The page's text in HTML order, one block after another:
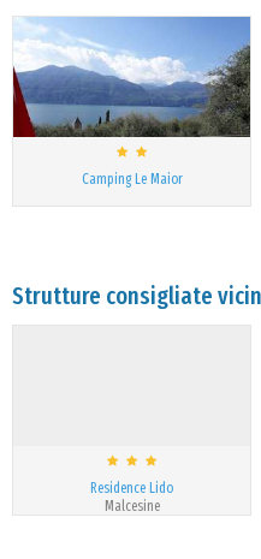
Camping Le Maior
Strutture consigliate
Residence Lido
Malcesine